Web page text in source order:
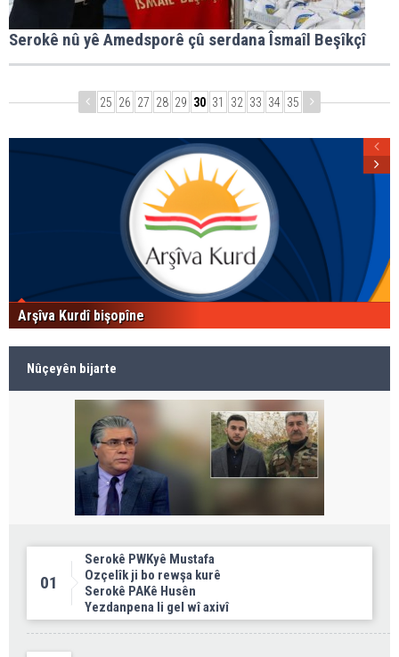
Serokê nû yê Amedsporê çû serdana Îsmaîl Beşîkçî
25 26 27 28 29 30 31 32 33 34 35
Arşîva Kurdî bişopîne
Nûçeyên bijarte
01
Serokê PWKyê Mustafa
Ozçelîk ji bo rewşa kurê
Serokê PAKê Husên
Yezdanpena li gel wî axivî